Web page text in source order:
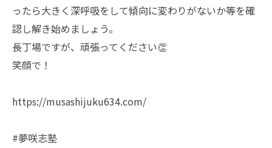
ったら大きく深呼吸をして傾向に変わりがないか等を確
認し解き始めましょう。
長丁場ですが、頑張ってください👏
笑顔で！
https://musashijuku634.com/
#夢咲志塾